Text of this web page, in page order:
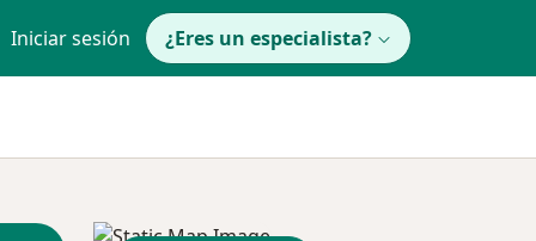
Iniciar sesión ¿Eres un especialista?